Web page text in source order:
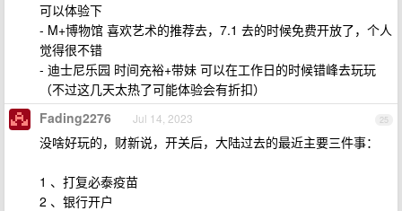
可以体验下
- M+博物馆 喜欢艺术的推荐去，7.1 去的时候免费开放了，个人
觉得很不错
- 迪士尼乐园 时间充裕+带妹 可以在工作日的时候错峰去玩玩
（不过这几天太热了可能体验会有折扣）
25
Fading2276 Jul 14, 2023
没啥好玩的，财新说，开关后，大陆过去的最近主要三件事：
1 、打复必泰疫苗
2 、银行开户